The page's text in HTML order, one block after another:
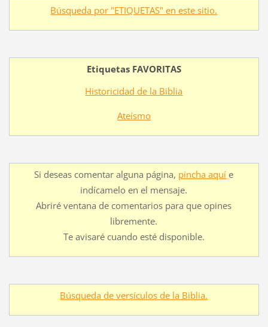
Búsqueda por "ETIQUETAS" en este sitio.
Etiquetas FAVORITAS
Historicidad de la Biblia
Ateísmo
Si deseas comentar alguna página, pincha aquí e
indícamelo en el mensaje.
Abriré ventana de comentarios para que opines
libremente.
Te avisaré cuando esté disponible.
Búsqueda de versículos de la Biblia.